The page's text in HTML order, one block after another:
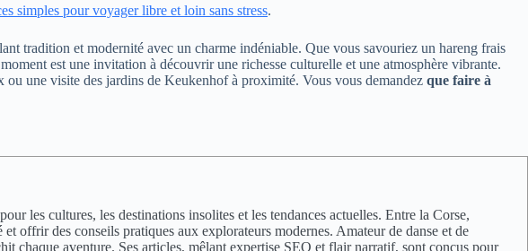
simples pour voyager libre et loin sans stress.
tradition et modernité avec un charme indéniable. Que vous savouriez un hareng frais
est une invitation à découvrir une richesse culturelle et une atmosphère vibrante.
une visite des jardins de Keukenhof à proximité. Vous vous demandez que faire à
les cultures, les destinations insolites et les tendances actuelles. Entre la Corse,
offrir des conseils pratiques aux explorateurs modernes. Amateur de danse et de
chaque aventure. Ses articles, mêlant expertise SEO et flair narratif, sont conçus pour